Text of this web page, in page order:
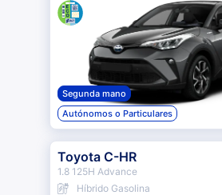
Segunda mano
Autónomos o Particulares
Toyota C-HR
1.8 125H Advance
Híbrido Gasolina